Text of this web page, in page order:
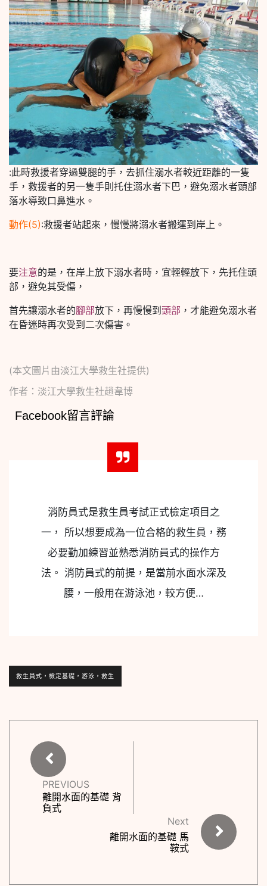
:此時救援者穿過雙腿的手，去抓住溺水者較近距離的一隻
手，救援者的另一隻手則托住溺水者下巴，避免溺水者頭部
落水導致口鼻進水。
動作(5):救援者站起來，慢慢將溺水者搬運到岸上。
要注意的是，在岸上放下溺水者時，宜輕輕放下，先托住頭
部，避免其受傷，
首先讓溺水者的腳部放下，再慢慢到頭部 ，才能避免溺水者
在昏迷時再次受到二次傷害。
(本文圖片由淡江大學救生社提供)
作者：淡江大學救生社趙韋博
Facebook留言評論
消防員式是救生員考試正式檢定項目之
一， 所以想要成為一位合格的救生員，務
必要勤加練習並熟悉消防員式的操作方
法。 消防員式的前提，是當前水面水深及
腰，一般用在游泳池，較方便…
救生員式，檢定基礎，游泳，救生
PREVIOUS
離開水面的基礎 背
負式
Next
離開水面的基礎 馬
鞍式